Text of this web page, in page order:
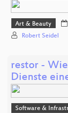
Art & Beauty
Robert Seidel
restor -
Dienste
Software &